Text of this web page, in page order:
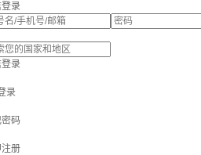
录
录
录
码
册